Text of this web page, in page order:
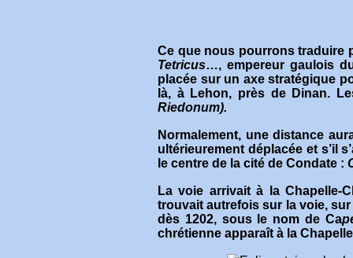
Ce que nous pourrons traduire
Tetricus…, empereur gaulois
placée sur un axe stratégique
là, à Lehon, près de Dinan.
Riedonum).
Normalement, une distance
ultérieurement déplacée et s’il
le centre de la cité de Condate :
La voie arrivait à la Chapelle-
trouvait autrefois sur la voie,
dès 1202, sous le nom de Ca
chrétienne apparaît à la